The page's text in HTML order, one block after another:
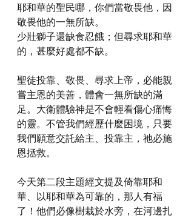
耶和華的聖民哪，你們當敬畏他，因
敬畏他的一無所缺。
少壯獅子還缺食忍餓；但尋求耶和華
的，甚麼好處都不缺。
聖徒投靠、敬畏、尋求上帝，必能親
嘗主恩的美善，體會一無所缺的滿
足。大衛體驗神是不會輕看傷心痛悔
的靈。不管我們經歷什麼困境，只要
我們願意交託給主、投靠主，祂必施
恩拯救。
今天第二段主題經文提及倚靠耶和
華、以耶和華為可靠的，那人有福
了！他們必像樹栽於水旁，在河邊扎